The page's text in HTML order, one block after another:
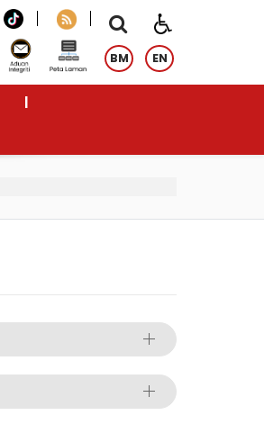
BM EN